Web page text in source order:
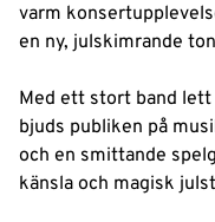
varm
en ny, julskimrande
Med ett stort band lett
bjuds publiken på
och en smittande
känsla och magisk